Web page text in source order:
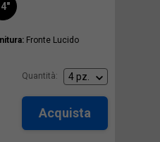
Fronte Lucido
Quantità:
Acquista